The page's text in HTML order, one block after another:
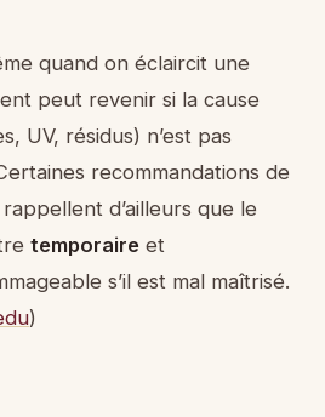
quand on éclaircit une
peut revenir si la cause
UV, résidus) n’est pas
recommandations de
d’ailleurs que le
temporaire et
s’il est mal maîtrisé.
)